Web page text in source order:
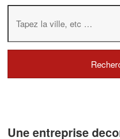
Une entrepriseAugmentez